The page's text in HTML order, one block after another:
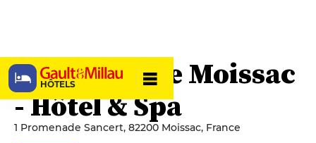
HÔTELS
Le Moulin de Moissac
- Hôtel & Spa
1 Promenade Sancert, 82200 Moissac, France